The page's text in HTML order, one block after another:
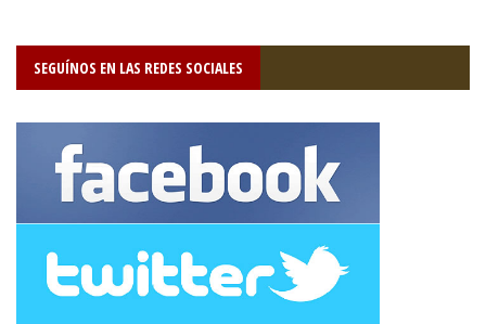
SEGUÍNOS EN LAS REDES SOCIALES